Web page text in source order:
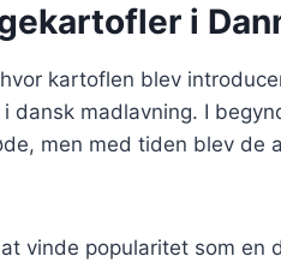
i
kartoflen blev
dansk madlavning. I
men med tiden blev de
vinde popularitet som en